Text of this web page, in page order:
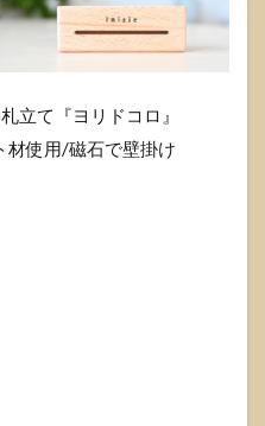
立て『ヨリドコロ』
材使用/磁石で壁掛け